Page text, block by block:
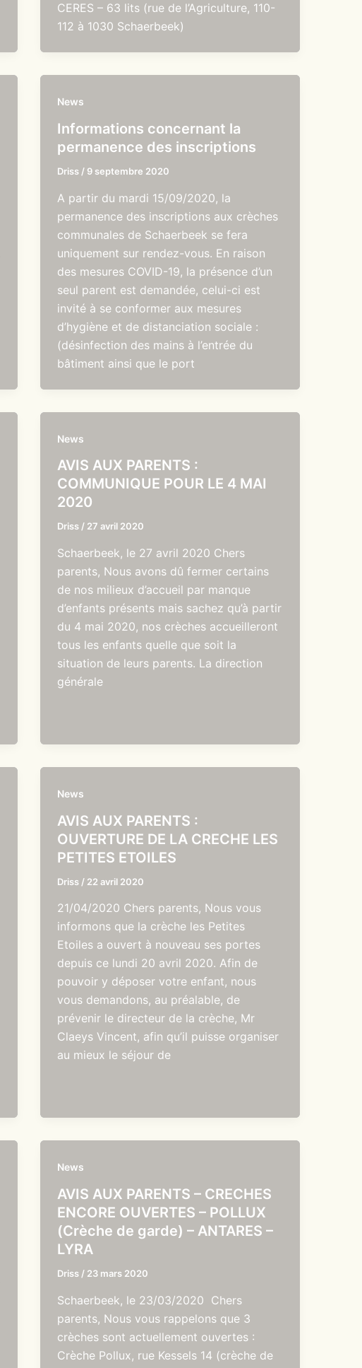
CERES – 63 lits (rue de l’Agriculture, 110-
112 à 1030 Schaerbeek)
News
Informations concernant la
permanence des inscriptions
Driss / 9 septembre 2020
A partir du mardi 15/09/2020, la
permanence des inscriptions aux crèches
communales de Schaerbeek se fera
uniquement sur rendez-vous. En raison
des mesures COVID-19, la présence d’un
seul parent est demandée, celui-ci est
invité à se conformer aux mesures
d’hygiène et de distanciation sociale :
(désinfection des mains à l’entrée du
bâtiment ainsi que le port
News
AVIS AUX PARENTS :
COMMUNIQUE POUR LE 4 MAI
2020
Driss / 27 avril 2020
Schaerbeek, le 27 avril 2020 Chers
parents, Nous avons dû fermer certains
de nos milieux d’accueil par manque
d’enfants présents mais sachez qu’à partir
du 4 mai 2020, nos crèches accueilleront
tous les enfants quelle que soit la
situation de leurs parents. La direction
générale
News
AVIS AUX PARENTS :
OUVERTURE DE LA CRECHE LES
PETITES ETOILES
Driss / 22 avril 2020
21/04/2020 Chers parents, Nous vous
informons que la crèche les Petites
Etoiles a ouvert à nouveau ses portes
depuis ce lundi 20 avril 2020. Afin de
pouvoir y déposer votre enfant, nous
vous demandons, au préalable, de
prévenir le directeur de la crèche, Mr
Claeys Vincent, afin qu’il puisse organiser
au mieux le séjour de
News
AVIS AUX PARENTS – CRECHES
ENCORE OUVERTES – POLLUX
(Crèche de garde) – ANTARES –
LYRA
Driss / 23 mars 2020
Schaerbeek, le 23/03/2020 Chers
parents, Nous vous rappelons que 3
crèches sont actuellement ouvertes :
Crèche Pollux, rue Kessels 14 (crèche de